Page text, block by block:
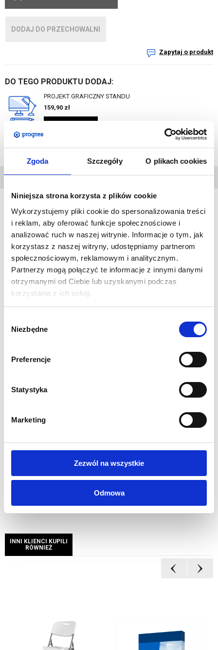
Zgoda Szczegóły O plikach cookies
Niniejsza strona korzysta z plików cookie
Wykorzystujemy pliki cookie do spersonalizowania treści
i reklam, aby oferować funkcje społecznościowe i
analizować ruch w naszej witrynie. Informacje o tym, jak
korzystasz z naszej witryny, udostępniamy partnerom
społecznościowym, reklamowym i analitycznym.
Partnerzy mogą połączyć te informacje z innymi danymi
otrzymanymi od Ciebie lub uzyskanymi podczas
korzystania z ich usług.
zgody
Niezbędne
Preferencje
Statystyka
Marketing
Zezwól na wszystkie
Odmowa
DODAJ DO PRZECHOWALNI
Zapytaj o produkt
DO TEGO PRODUKTU DODAJ:
PROJEKT GRAFICZNY STANDU
159,90 zł
DANE
Formulate Monolitto system z lekkiego aluminium z
elegancką stalową podstawą, który pozwoli stworzyć idealne
tło niezależnie od miejsca i powierzchni. Dzięki zastosowaniu
specjalnego, rozciągliwego materiału, grafika doskonale
układa się na systemie, tworząc niepowtarzalną, harmonijną
całość.
Specyfikacja:
Wymiar fizyczny w mm: 2380 (wys.) x 900 (szer.) x 300
(gł.)
Display Stretch 230g
Oznaczenie poszczególnych elementów dla łatwego
Szybki i łatwy montaż bez użycia narzędzi
Stalowa podstawa
INNI KLIENCI KUPILI
RÓWNIEŻ